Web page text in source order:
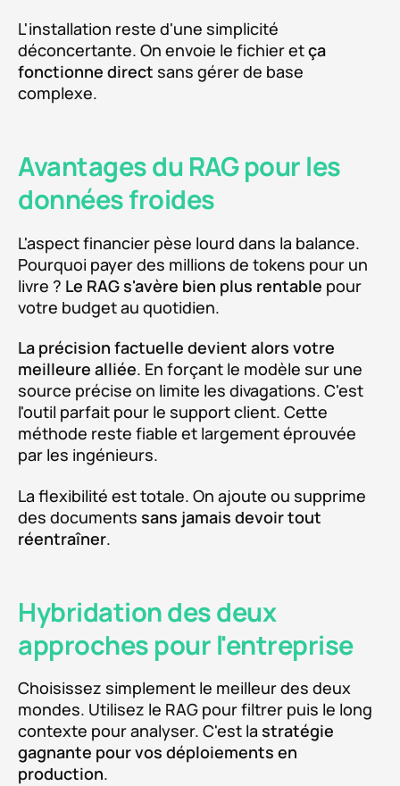
L'installation reste d'une simplicité
déconcertante. On envoie le fichier etça
fonctionne direct sans gérer de base
complexe.
Avantages du RAG pour les
données froides
L'aspect financier pèse lourd dans la balance.
Pourquoi payer des millions de tokens pour un
livre ? Le RAG s'avère bien plus rentable pour
votre budget au quotidien.
La précision factuelle devient alors votre
meilleure alliée. En forçant le modèle sur une
source précise on limite les divagations. C'est
l'outil parfait pour le support client. Cette
méthode reste fiable et largement éprouvée
par les ingénieurs.
La flexibilité est totale. On ajoute ou supprime
des documents sans jamais devoir tout
réentraîner.
Hybridation des deux
approches pour l'entreprise
Choisissez simplement le meilleur des deux
mondes. Utilisez le RAG pour filtrer puis le long
contexte pour analyser. C'est la stratégie
gagnante pour vos déploiements en
production.